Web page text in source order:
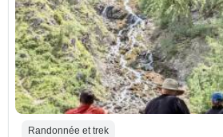
Randonnée et trek